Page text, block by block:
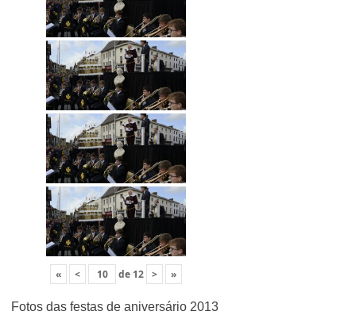
« < de 12 > »
Fotos das festas de aniversário 2013